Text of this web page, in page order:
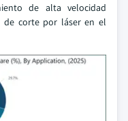
de alta velocidad
de corte por láser en el